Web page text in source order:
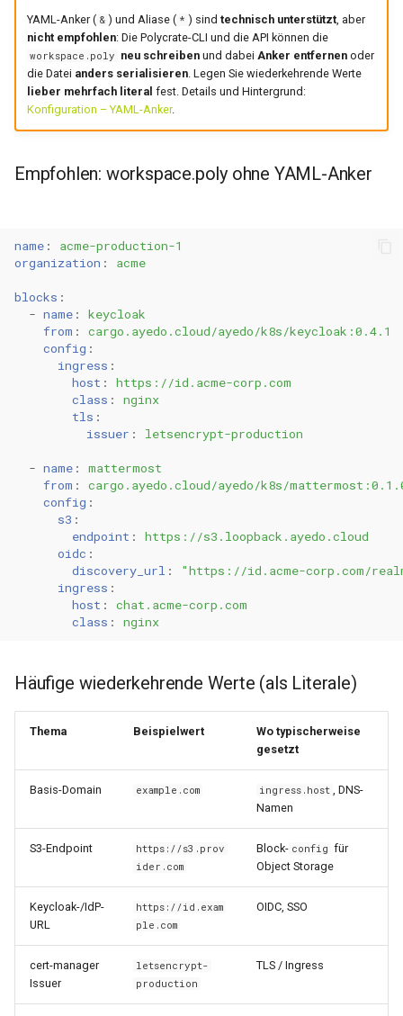
YAML-Anker ( & ) und Aliase ( * ) sindtechnisch unterstützt, aber
nicht empfohlen: Die Polycrate-CLI und die API können die
workspace.poly neu schreibenund dabei Anker entfernenoder
die Datei anders serialisieren. Legen Sie wiederkehrende Werte
lieber mehrfach literal fest. Details und Hintergrund:
Konfiguration – YAML-Anker.
Empfohlen: workspace.poly ohne YAML-Anker
name :
acme-production-1
organization : acme
blocks :
- name :
keycloak
from :
cargo.ayedo.cloud/ayedo/k8s/keycloak:0.4.1
config :
ingress :
host :
https://id.acme-corp.com
class :
nginx
tls :
issuer : letsencrypt-production
- name :
mattermost
from :
cargo.ayedo.cloud/ayedo/k8s/
config :
s3 :
endpoint :
https://s3.loopback.ayedo.cloud
oidc :
discovery_url :
"https://id.acme-corp.com/
ingress :
host :
chat.acme-corp.com
class : nginx
Häufige wiederkehrende Werte (als Literale)
Thema Beispielwert
Wo typischerweise
gesetzt
Basis-Domain example.com ingress.host
, DNS-
Namen
S3-Endpoint
https://s3.prov
ider.com
Block- config für
Object Storage
Keycloak-/IdP-
URL
https://id.exam
ple.com
OIDC, SSO
cert-manager
Issuer
letsencrypt-
production
TLS / Ingress